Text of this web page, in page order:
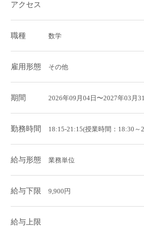
アクセス
職種 数学
雇用形態 その他
期間 2026年09月04日〜2027年03月
勤務時間 18:15-21:15(授業時間：18:30～
給与形態 業務単位
給与下限 9,900円
給与上限